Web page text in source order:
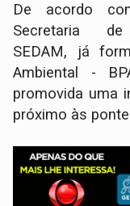
De acordo
Secretaria de
SEDAM, já
Ambiental -
promovida uma
próximo às